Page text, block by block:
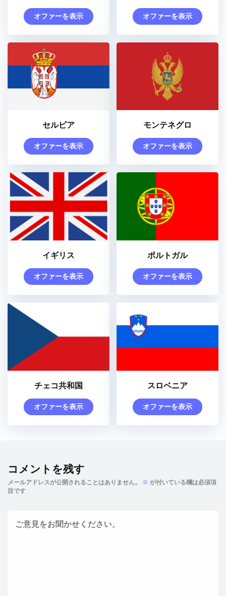
オファーを表示 オファーを表示
セルビア
オファーを表示
モンテネグロ
オファーを表示
イギリス
オファーを表示
ポルトガル
オファーを表示
チェコ共和国
オファーを表示
スロベニア
オファーを表示
コメントを残す
メールアドレスが公開されることはありません。 ※ が付いている欄は必須項
目です